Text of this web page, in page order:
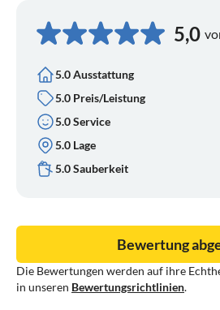
5,0
5.0 Ausstattung
5.0 Preis/Leistung
5.0 Service
5.0 Lage
5.0 Sauberkeit
Die Bewertungen werden auf ihre
in unseren Bewertungsrichtlinien.
Bewertung